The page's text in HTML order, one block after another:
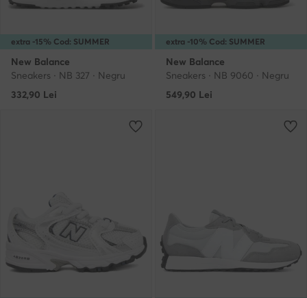
extra -15% Cod: SUMMER
New Balance
Sneakers · NB 327 · Negru
332,90 Lei
extra -10% Cod: SUMMER
New Balance
Sneakers · NB 9060 · Negru
549,90 Lei